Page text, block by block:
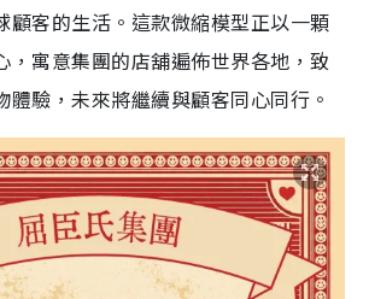
顧客的生活。這款微縮模型正以一顆
，寓意集團的店舖遍佈世界各地，致
體驗，未來將繼續與顧客同心同行。